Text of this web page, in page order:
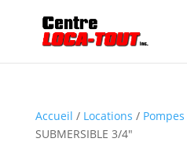
Accueil / Locations / Pompes
SUBMERSIBLE 3/4″